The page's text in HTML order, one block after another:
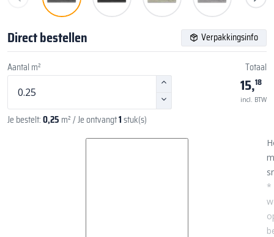
Direct bestellen Verpakkingsinfo
Aantal m²
Je bestelt:0,25 m²/ Je ontvangt1stuk(s)
Totaal
15,18
incl. BTW
*